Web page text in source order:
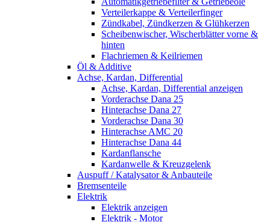
Verteilerkappe & Verteilerfinger
Zündkabel, Zündkerzen & Glühkerzen
Scheibenwischer, Wischerblätter vorne &
hinten
Flachriemen & Keilriemen
Öl & Additive
Achse, Kardan, Differential
Achse, Kardan, Differential anzeigen
Vorderachse Dana 25
Hinterachse Dana 27
Vorderachse Dana 30
Hinterachse AMC 20
Hinterachse Dana 44
Kardanflansche
Kardanwelle & Kreuzgelenk
Auspuff / Katalysator & Anbauteile
Bremsenteile
Elektrik
Elektrik anzeigen
Elektrik - Motor